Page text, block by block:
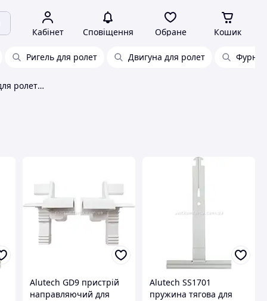
Кабінет Сповіщення Обране Кошик
Ригель для ролет Двигуна для ролет
Фурнітура та аксесуари для ролет та жалюзі Alutech
Alutech GD9 пристрій
направляючий для
Alutech SS1701
пружина тягова для